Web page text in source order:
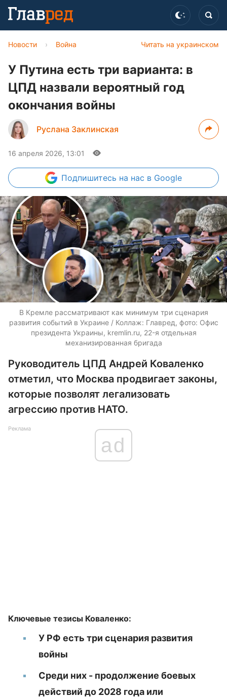
Читать на украинском
Новости › Война
У Путина есть три варианта: в
ЦПД назвали вероятный год
окончания войны
Руслана Заклинская
16 апреля 2026, 13:01
Подпишитесь на нас в Google
В Кремле рассматривают как минимум три сценария
развития событий в Украине / Коллаж: Главред, фото: Офис
президента Украины, kremlin.ru, 22-я отдельная
механизированная бригада
Руководитель ЦПД Андрей Коваленко
отметил, что Москва продвигает законы,
которые позволят легализовать
агрессию против НАТО.
Реклама
ad
Ключевые тезисы Коваленко:
У РФ есть три сценария развития
войны
Среди них - продолжение боевых
действий до 2028 года или